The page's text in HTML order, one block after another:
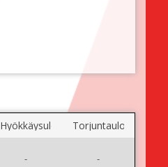
HyökkäysulottuvuusTorjuntaulottuvuus
- -